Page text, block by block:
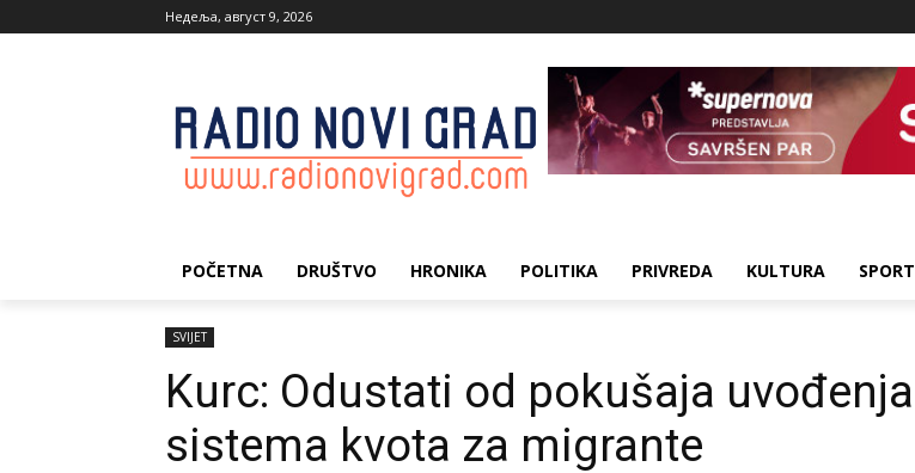
Недеља, август 9, 2026
POČETNA DRUŠTVO HRONIKA POLITIKA PRIVREDA KULTURA SPORT
SVIJET
Kurc: Odustati od pokušaja uvođenja
sistema kvota za migrante